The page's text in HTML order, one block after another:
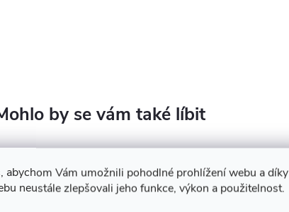
abychom Vám umožnili pohodlné prohlížení webu a díky
neustále zlepšovali jeho funkce, výkon a použitelnost.